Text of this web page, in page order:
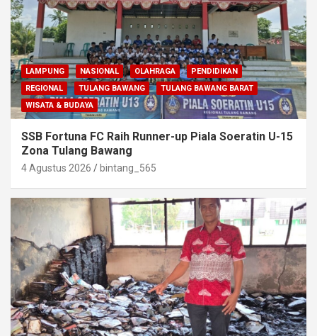
LAMPUNG NASIONAL OLAHRAGA
PENDIDIKAN
REGIONAL
TULANG BAWANG
TULANG BAWANG BARAT
WISATA & BUDAYA
SSB Fortuna FC Raih Runner-up Piala Soeratin U-15
Zona Tulang Bawang
4 Agustus 2026 bintang_565